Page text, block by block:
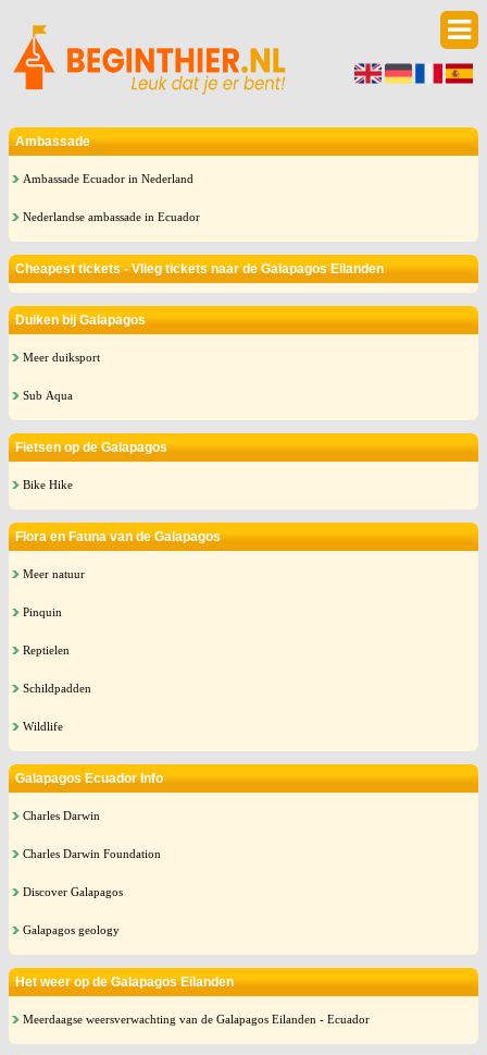
Ambassade
Ambassade Ecuador in Nederland
Nederlandse ambassade in Ecuador
Cheapest tickets - Vlieg tickets naar de Galapagos Eilanden
Duiken bij Galapagos
Meer duiksport
Sub Aqua
Fietsen op de Galapagos
Bike Hike
Flora en Fauna van de Galapagos
Meer natuur
Pinquin
Reptielen
Schildpadden
Wildlife
Galapagos Ecuador Info
Charles Darwin
Charles Darwin Foundation
Discover Galapagos
Galapagos geology
Het weer op de Galapagos Eilanden
Meerdaagse weersverwachting van de Galapagos Eilanden - Ecuador